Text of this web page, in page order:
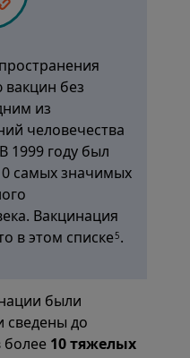
без
из
человечества
1999 году был
самых значимых
Вакцинация
в этом списке5.
были
сведены до
более 10 тяжелых